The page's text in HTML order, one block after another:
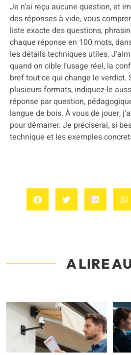
Je n’ai reçu aucune question, et
des réponses à vide, vous
liste exacte des questions,
chaque réponse en 100 mots,
les détails techniques utiles.
quand on cible l’usage réel, la
bref tout ce qui change le verdict.
plusieurs formats, indiquez-le
réponse par question,
langue de bois. À vous de jouer,
pour démarrer. Je préciserai, si
technique et les exemples
A LIRE